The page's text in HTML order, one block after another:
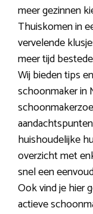
meer gezinnen
Thuiskomen in
vervelende
meer tijd
Wij bieden tips
schoonmaker in
huishoudelijke
overzicht met
snel een
Ook vind je hier
actieve